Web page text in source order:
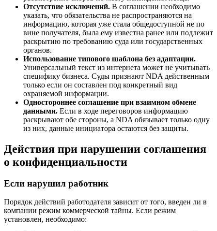
Отсутствие исключений. В соглашении необходимо
указать, что обязательства не распространяются на
информацию, которая уже стала общедоступной не по
вине получателя, была ему известна ранее или подлежит
раскрытию по требованию суда или государственных
органов.
Использование типового шаблона без адаптации.
Универсальный текст из интернета может не учитывать
специфику бизнеса. Суды признают NDA действенным
только если он составлен под конкретный вид
охраняемой информации.
Одностороннее соглашение при взаимном обмене
данными. Если в ходе переговоров информацию
раскрывают обе стороны, а NDA обязывает только одну
из них, данные инициатора остаются без защиты.
Действия при нарушении соглашения
о конфиденциальности
Если нарушил работник
Порядок действий работодателя зависит от того, введен ли в
компании режим коммерческой тайны. Если режим
установлен, необходимо: